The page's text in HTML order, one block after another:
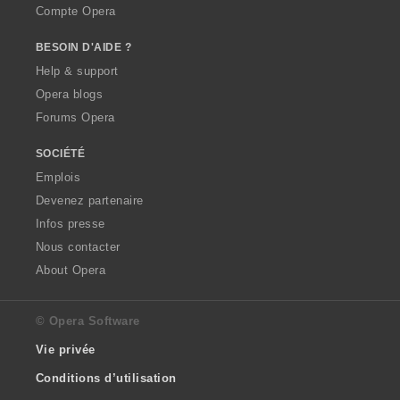
Compte Opera
BESOIN D'AIDE ?
Help & support
Opera blogs
Forums Opera
SOCIÉTÉ
Emplois
Devenez partenaire
Infos presse
Nous contacter
About Opera
© Opera Software
Vie privée
Conditions d’utilisation